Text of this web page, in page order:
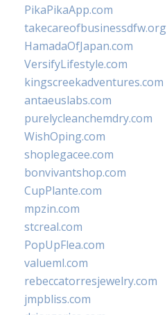
PikaPikaApp.com
takecareofbusinessdfw.org
HamadaOfJapan.com
VersifyLifestyle.com
kingscreekadventures.com
antaeuslabs.com
purelycleanchemdry.com
WishOping.com
shoplegacee.com
bonvivantshop.com
CupPlante.com
mpzin.com
stcreal.com
PopUpFlea.com
valueml.com
rebeccatorresjewelry.com
jmpbliss.com